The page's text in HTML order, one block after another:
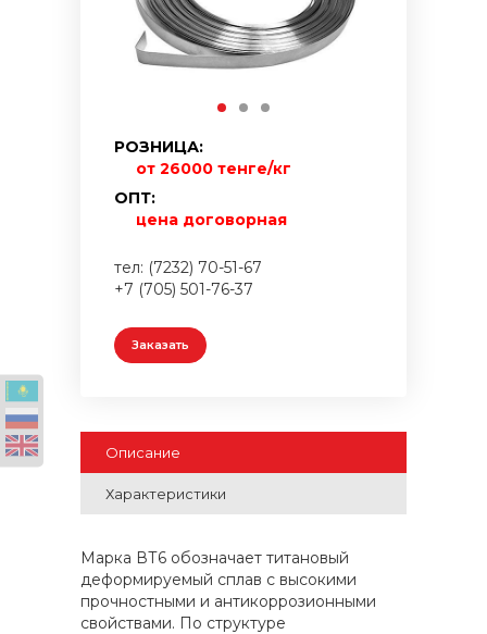
РОЗНИЦА:
от 26000 тенге/кг
ОПТ:
цена договорная
тел: (7232) 70-51-67
+7 (705) 501-76-37
Заказать
Описание
Характеристики
Марка ВТ6 обозначает титановый
деформируемый сплав с высокими
прочностными и антикоррозионными
свойствами. По структуре